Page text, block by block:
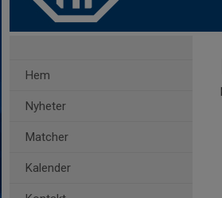
Hem
Nyheter
Matcher
Kalender